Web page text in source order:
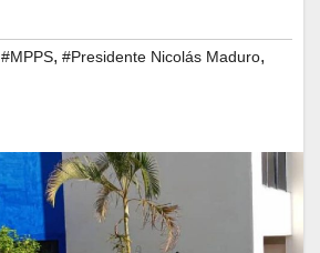
#MPPS, #Presidente Nicolás Maduro,